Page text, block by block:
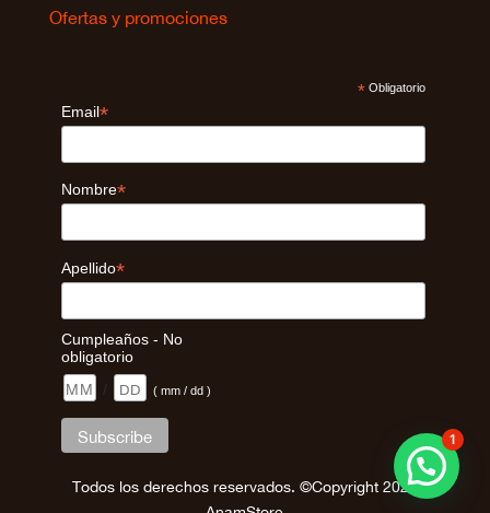
Ofertas y promociones
* Obligatorio
Email*
Nombre*
Apellido*
Cumpleaños - No
obligatorio
/
( mm / dd )
Todos los derechos reservados. ©Copyright 2026
1